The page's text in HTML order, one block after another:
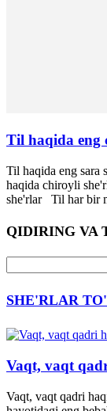
Til haqida eng
Til haqida eng sara
haqida chiroyli
she'rlar Til har bir
QIDIRING VA
SHE'RLAR
Vaqt, vaqt
Vaqt, vaqt qadri